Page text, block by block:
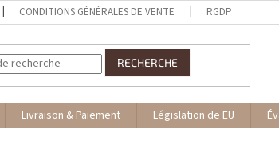
CONDITIONS GÉNÉRALES DE VENTE RGDP
RECHERCHE
Livraison & Paiement Législation de EU